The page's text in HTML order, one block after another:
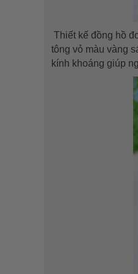
Thiết kế đồng hồ
tông vỏ màu vàng
kính khoáng giúp